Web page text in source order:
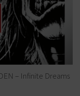
– Infinite Dreams